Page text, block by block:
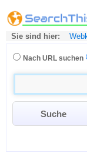
Sie sind hier:
Nach URL suchen